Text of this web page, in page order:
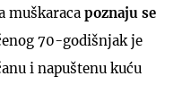
muškaraca poznaju se
70-godišnjak je
i napuštenu kuću